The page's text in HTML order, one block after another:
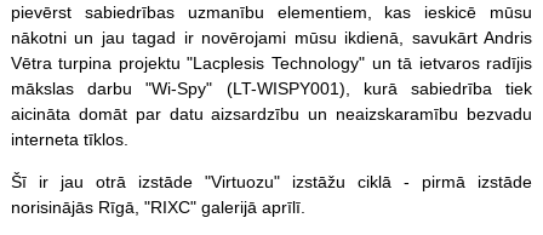
pievērst sabiedrības uzmanību elementiem, kas ieskicē mūsu
nākotni un jau tagad ir novērojami mūsu ikdienā, savukārt Andris
Vētra turpina projektu "Lacplesis Technology" un tā ietvaros radījis
mākslas darbu "Wi-Spy" (LT-WISPY001), kurā sabiedrība tiek
aicināta domāt par datu aizsardzību un neaizskaramību bezvadu
interneta tīklos.
Šī ir jau otrā izstāde "Virtuozu" izstāžu ciklā - pirmā izstāde
norisinājās Rīgā, "RIXC" galerijā aprīlī.